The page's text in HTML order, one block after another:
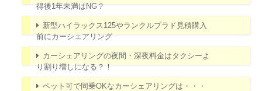
得後1年未満はNG？
新型ハイラックス125やランクルプラド見積購入
前にカーシェアリング
カーシェアリングの夜間・深夜料金はタクシーよ
り割り増しになる？！
ペット可で同乗OKなカーシェアリングは・・・